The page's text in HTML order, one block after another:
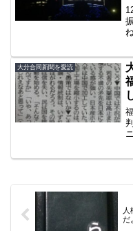
大分合同新聞を愛読
だ